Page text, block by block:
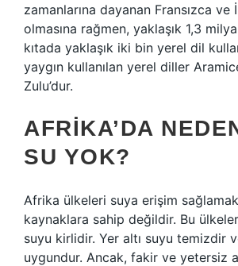
zamanlarına dayanan Fransızca ve
olmasına rağmen, yaklaşık 1,3
kıtada yaklaşık iki bin yerel dil
yaygın kullanılan yerel diller
Zulu’dur.
AFRIKA’DA
SU YOK?
Afrika ülkeleri suya erişim
kaynaklara sahip değildir. Bu
suyu kirlidir. Yer altı suyu temizdir
uygundur. Ancak, fakir ve yetersiz